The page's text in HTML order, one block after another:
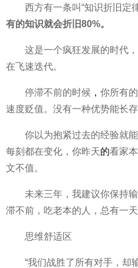
西方有一条叫“知识折旧定律
有的知识就会折旧80%。
这是一个疯狂发展的时代
在飞速迭代。
停滞不前的时候 ， 你所有
速度贬值。没有一种优势能长
你以为抱紧过去的经验就
每刻都在变化，你昨天的看家
文不值。
未来三年，我建议你保持
滞不前，吃老本的人， 总有一
思维舒适区
“我们战胜了所有对手，却